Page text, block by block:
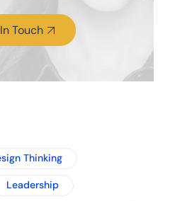
Touch
Thinking
Leadership